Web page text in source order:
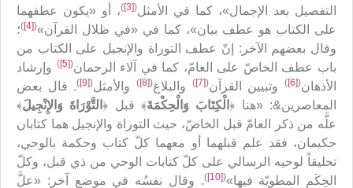
التفصيل بعد الإجمال»، كما في الأمثل(
[3]
)، أو «يكون عطفهما
على الكتاب هو عطف بيان‏»، كما في «في ظلال القرآن»(
[4]
)؛
وقال بعضهم الآخر: إنّ عطف التوراة والإنجيل على الكتاب من
باب عطف الخاصّ على العامّ، كما في آلاء الرحمان(
[5]
) وإرشاد
الأذهان(
[6]
)وتبيين القرآن(
[7]
) والبلاغ(
[8]
)والأمثل(
[9]
). قال بعض
المعاصرين&: «هنا ﴿الْكِتَابَ وَالْحِكْمَةَ﴾ قبل ﴿التَّوْرَاةَ وَالإِنْجِيلَ﴾
علَّه من ذكر العامّ قبل الخاصّ، حيث التوراة والإنجيل هما كتابان
حكيمان، فقد علم قبلهما أو معهما كلّ كتاب وحكمة بالوحي،
تحليقاً لوحيه الرسالي على كلّ كتابات الوحي من ذي قبل، وكلّ
الحِكَم المطويّة فيها»(
[10]
). وقال نفسُه في موضعٍ آخر: «علَّ